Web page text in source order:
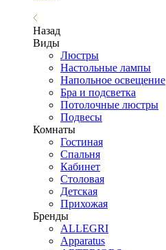
Назад
Виды
Люстры
Настольные лампы
Напольное освещение
Бра и подсветка
Потолочные люстры
Подвесы
Комнаты
Гостиная
Спальня
Кабинет
Столовая
Детская
Прихожая
Бренды
ALLEGRI
Apparatus